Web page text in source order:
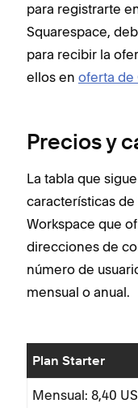
para registrarte
Squarespace,
para recibir la
ellos en oferta de
Precios y
La tabla que
características
Workspace que
direcciones de
número de
mensual o anual.
Plan Starter
Mensual: 8,40